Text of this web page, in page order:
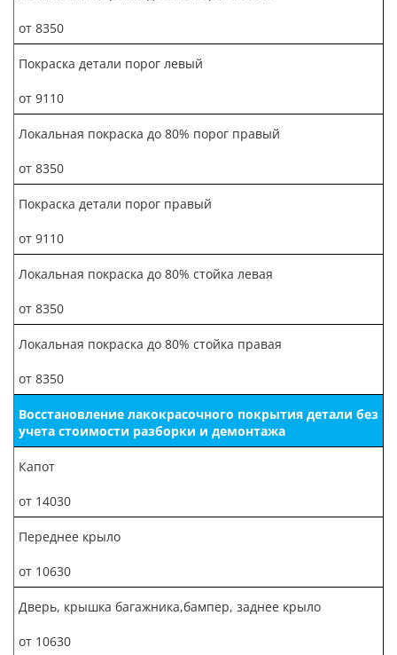
от 8350
Покраска детали порог левый
от 9110
Локальная покраска до 80% порог правый
от 8350
Покраска детали порог правый
от 9110
Локальная покраска до 80% стойка левая
от 8350
Локальная покраска до 80% стойка правая
от 8350
Восстановление лакокрасочного покрытия детали без
учета стоимости разборки и демонтажа
Капот
от 14030
Переднее крыло
от 10630
Дверь, крышка багажника,бампер, заднее крыло
от 10630